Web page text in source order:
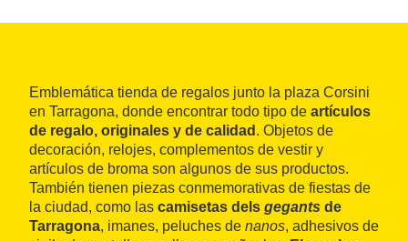
Emblemática tienda de regalos junto la plaza Corsini
en Tarragona, donde encontrar todo tipo de artículos
de regalo, originales y de calidad . Objetos de
decoración, relojes, complementos de vestir y
artículos de broma son algunos de sus productos.
También tienen piezas conmemorativas de fiestas de
la ciudad, como las camisetas dels gegants de
Tarragona, imanes, peluches de nanos, adhesivos de